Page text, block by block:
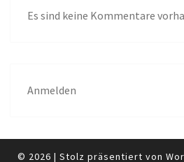
Es sind keine Kommentare
Anmelden
© 2026 | Stolz präsentiert von